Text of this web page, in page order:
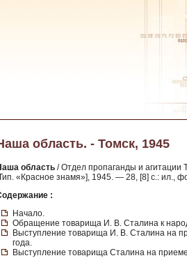
область. - Томск, 1945
область / Отдел пропаганды и агитации
«Красное знамя»], 1945. — 28, [8] с.: ил.,
:
Начало.
Обращение товарища И. В. Сталина к
Выступление товарища И. В. Сталина на
года.
Выступление товарища Сталина на